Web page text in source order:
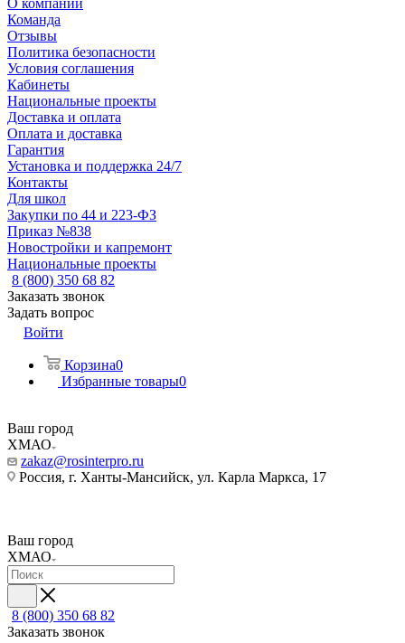
О компании
Команда
Отзывы
Политика безопасности
Условия соглашения
Кабинеты
Национальные проекты
Доставка и оплата
Оплата и доставка
Гарантия
Установка и поддержка 24/7
Контакты
Для школ
Закупки по 44 и 223-ФЗ
Приказ №838
Новостройки и капремонт
Национальные проекты
8 (800) 350 68 82
Заказать звонок
Задать вопрос
Войти
Корзина0
Избранные товары0
Ваш город
ХМАО
zakaz@rosinterpro.ru
Россия, г. Ханты-Мансийск, ул. Карла Маркса, 17
Ваш город
ХМАО
8 (800) 350 68 82
Заказать звонок